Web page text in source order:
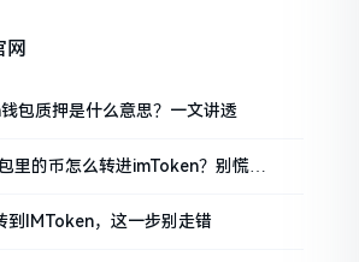
包质押是什么意思？一文讲透
里的币怎么转进imToken？别慌，
到IMToken，这一步别走错